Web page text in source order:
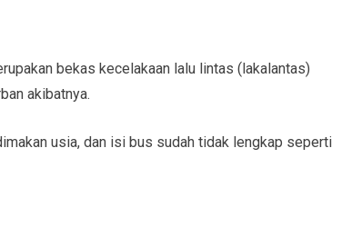
bekas kecelakaan lalu lintas (lakalantas)
akibatnya.
usia, dan isi bus sudah tidak lengkap seperti